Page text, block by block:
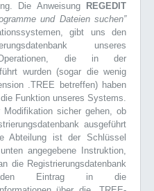
Die Anweisung
REGEDIT
und Dateien suchen”
gibt uns den
unseres
die in der
wurden (sogar die wenig
.TREE betreffen) haben
Funktion unseres Systems.
sicher gehen, ob
ausgeführt
Abteilung ist der Schlüssel
angegebene Instruktion,
die Registrierungsdatenbank
den Eintrag in die